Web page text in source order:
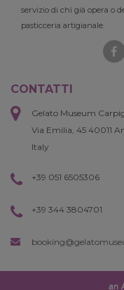
servizio di chi già opera o
pasticceria artigianale.
CONTATTI
Gelato Museum
Via Emilia, 45 40011
Italy
+39 051 6505306
+39 344 3804701